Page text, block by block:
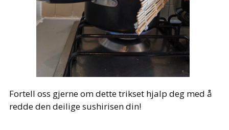
Fortell oss gjerne om dette trikset hjalp deg med å
redde den deilige sushirisen din!